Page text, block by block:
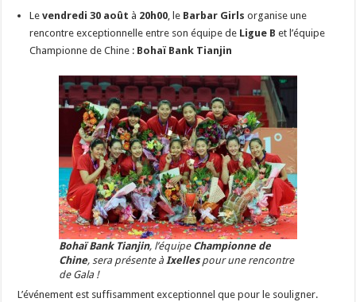
Levendredi 30 août à 20h00, le Barbar Girls organise une
rencontre exceptionnelle entre son équipe de Ligue B et l’équipe
Championne de Chine : Bohaï Bank Tianjin
Bohaï Bank Tianjin, l’équipe Championne de
Chine, sera présente àIxellespour une rencontre
de Gala !
L’événement est suffisamment exceptionnel que pour le souligner.